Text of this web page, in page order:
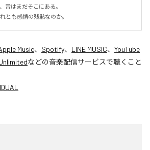
音はまだそこにある。
とも感情の残骸なのか。
Music、 Spotify、 LINE MUSIC、 YouTube
などの音楽配信サービスで聴くこと